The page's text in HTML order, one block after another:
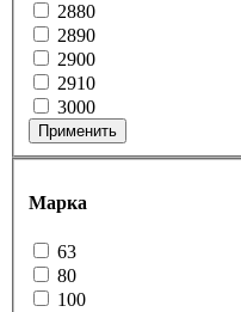
2880
2890
2900
2910
3000
Применить
Марка
63
80
100